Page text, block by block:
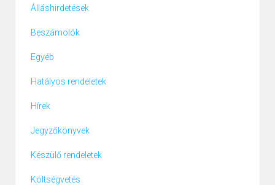
Álláshirdetések
Beszámolók
Egyéb
Hatályos rendeletek
Hírek
Jegyzőkönyvek
Készülő rendeletek
Költségvetés